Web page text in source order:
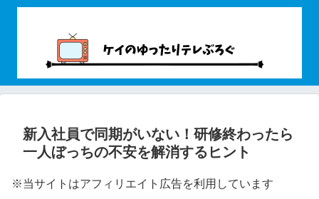
新入社員で同期がいない！研修終わったら
一人ぼっちの不安を解消するヒント
※当サイトはアフィリエイト広告を利用しています